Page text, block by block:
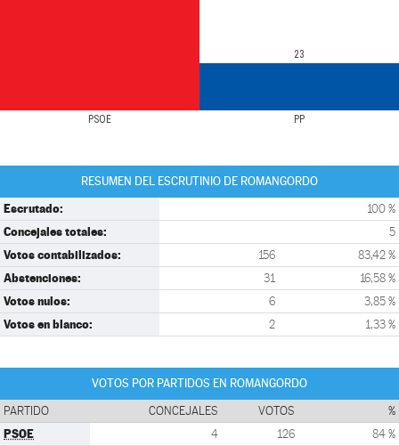
PSOE PP
23
RESUMEN DEL ESCRUTINIO DE ROMANGORDO
Escrutado: 100 %
Concejales totales: 5
Votos contabilizados: 156 83,42 %
Abstenciones: 31 16,58 %
Votos nulos: 6 3,85 %
Votos en blanco: 2 1,33 %
VOTOS POR PARTIDOS EN ROMANGORDO
PARTIDO CONCEJALES VOTOS %
PSOE 4 126 84 %